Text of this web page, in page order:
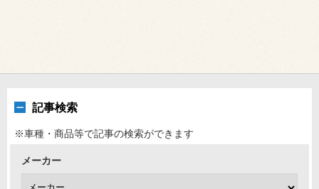
記事検索
※車種・商品等で記事の検索ができます
メーカー